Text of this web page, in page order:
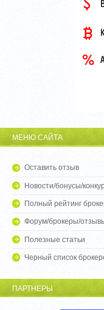
МЕНЮ САЙТА
Оставить отзыв
Новости/бонусы/
Полный рейтинг
Форум/брокеры/
Полезные статьи
Черный список
ПАРТНЕРЫ